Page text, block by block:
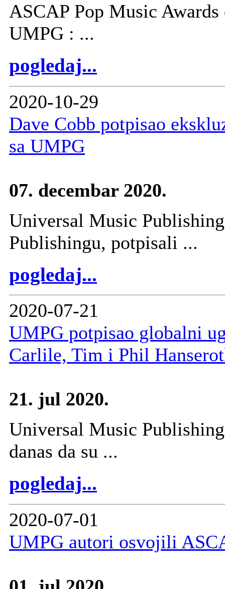
ASCAP Pop Music
UMPG : ...
pogledaj...
2020-10-29
Dave Cobb potpisao
sa UMPG
07. decembar 2020.
Universal Music
Publishingu, potpisali ...
pogledaj...
2020-07-21
UMPG potpisao globalni
Carlile, Tim i Phil
21. jul 2020.
Universal Music
danas da su ...
pogledaj...
2020-07-01
UMPG autori osvojili